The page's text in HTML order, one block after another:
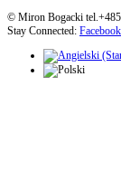
© Miron Bogacki
Stay Connected: Facebook